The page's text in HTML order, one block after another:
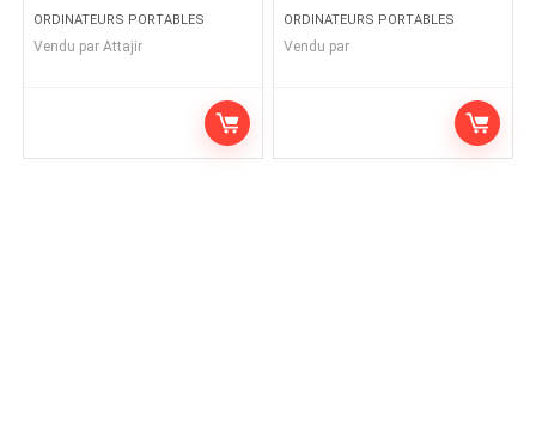
ORDINATEURS PORTABLES
Vendu par Attajir
ORDINATEURS PORTABLES
Vendu par